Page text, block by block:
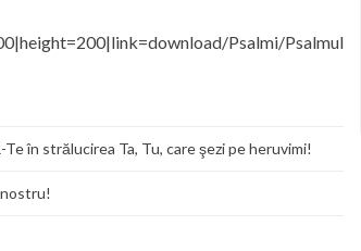
Psalmi/Psalmul
în strălucirea Ta, Tu, care şezi pe heruvimi!